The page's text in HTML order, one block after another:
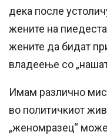
дека после
жените на
жените да бидат
владеење со
Имам различно
во политичкиот
„женомразец“